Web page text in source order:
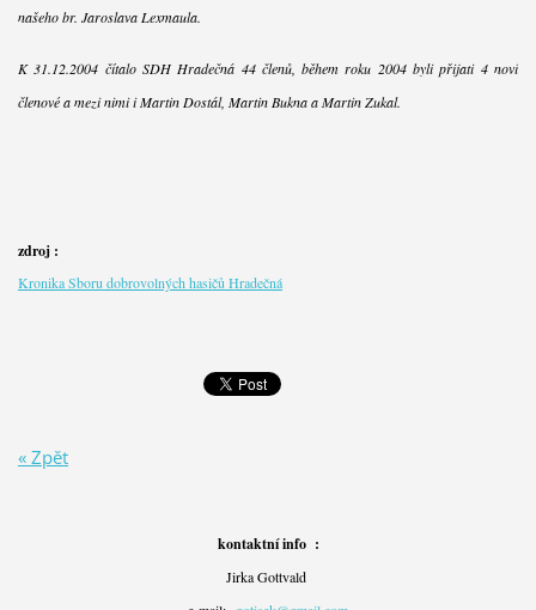
našeho br. Jaroslava Lexmaula.
K 31.12.2004 čítalo SDH Hradečná 44 členů, během roku 2004 byli přijati 4 noví
členové a mezi nimi i Martin Dostál, Martin Bukna a Martin Zukal.
zdroj :
Kronika Sboru dobrovolných hasičů Hradečná
« Zpět
kontaktní info :
Jirka Gottvald